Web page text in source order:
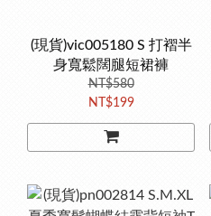
(現貨)vic005180 S 打褶半
身寬鬆闊腿短裙褲
NT$580
NT$199